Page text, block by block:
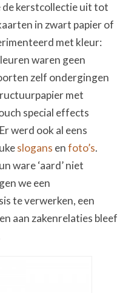
de kerstcollectie uit tot
in zwart papier of
met kleur:
waren geen
zelf ondergingen
met
special effects
werd ook al eens
slogans enfoto’s.
ware ‘aard’ niet
we een
te verwerken, een
aan zakenrelaties bleef